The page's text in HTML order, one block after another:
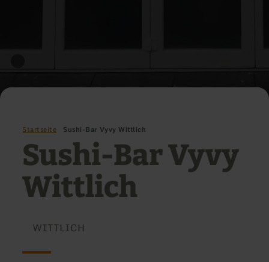
Startseite Sushi-Bar Vyvy Wittlich
Sushi-Bar Vyvy
Wittlich
WITTLICH